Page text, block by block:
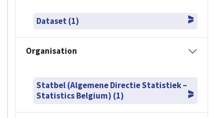
Dataset (1)
Organisation
Statbel (Algemene Directie Statistiek –
Statistics Belgium) (1)